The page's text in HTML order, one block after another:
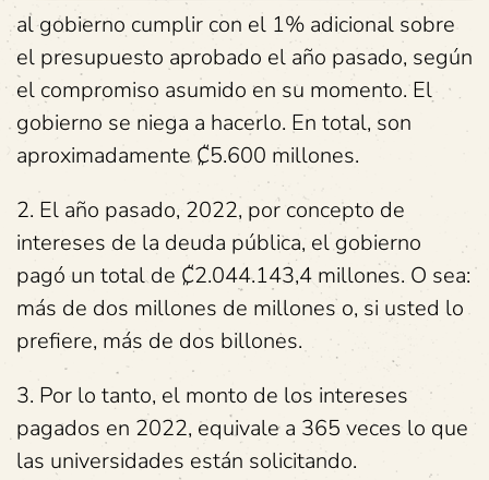
al gobierno cumplir con el 1% adicional sobre
el presupuesto aprobado el año pasado, según
el compromiso asumido en su momento. El
gobierno se niega a hacerlo. En total, son
aproximadamente ₡5.600 millones.
2. El año pasado, 2022, por concepto de
intereses de la deuda pública, el gobierno
pagó un total de ₡2.044.143,4 millones. O sea:
más de dos millones de millones o, si usted lo
prefiere, más de dos billones.
3. Por lo tanto, el monto de los intereses
pagados en 2022, equivale a 365 veces lo que
las universidades están solicitando.